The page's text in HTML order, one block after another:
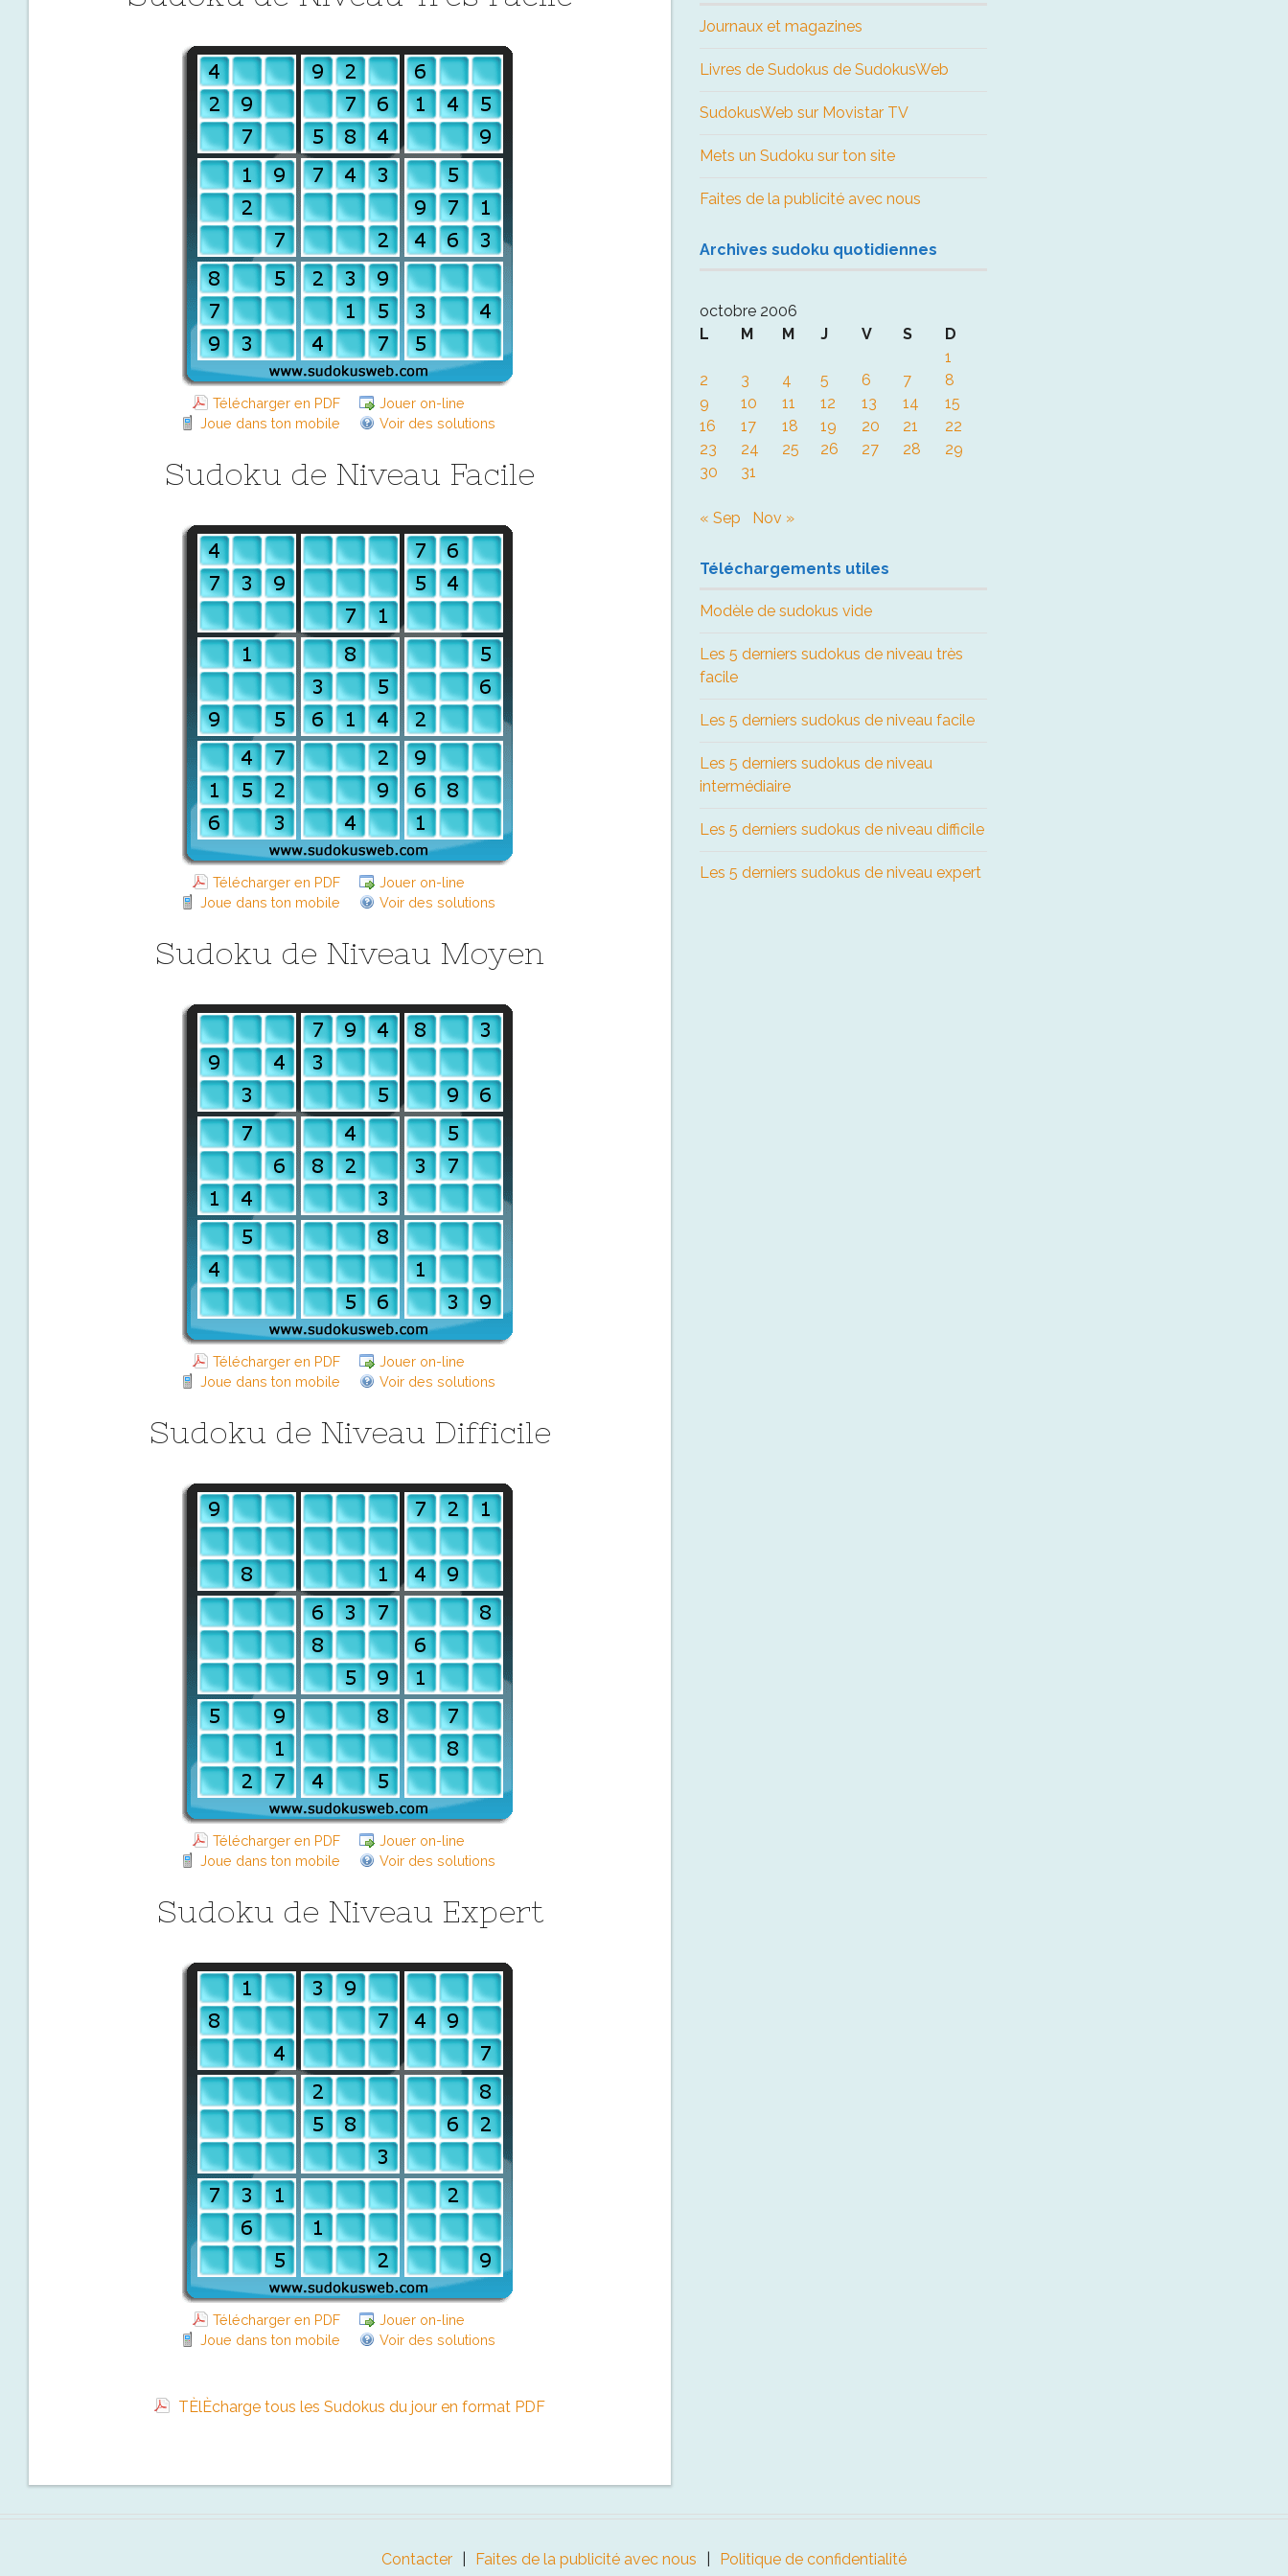
Télécharger en PDF
Jouer on-line
Joue dans ton mobile
Voir des solutions
Sudoku de Niveau Facile
Télécharger en PDF
Jouer on-line
Joue dans ton mobile
Voir des solutions
Sudoku de Niveau Moyen
Télécharger en PDF
Jouer on-line
Joue dans ton mobile
Voir des solutions
Sudoku de Niveau Difficile
Télécharger en PDF
Jouer on-line
Joue dans ton mobile
Voir des solutions
Sudoku de Niveau Expert
Télécharger en PDF
Jouer on-line
Joue dans ton mobile
Voir des solutions
TÈlÈcharge tous les Sudokus du jour en format PDF
Journaux et magazines
Livres de Sudokus de SudokusWeb
SudokusWeb sur Movistar TV
Mets un Sudoku sur ton site
Faites de la publicité avec nous
Archives sudoku quotidiennes
octobre 2006
L
M M J V S
D
1
2
3 4 5 6 7
8
9
10 11 12 13 14
15
16
17 18 19 20 21
22
23
24 25 26 27 28
29
30
31
« Sep Nov »
Téléchargements utiles
Modèle de sudokus vide
Les 5 derniers sudokus de niveau très
facile
Les 5 derniers sudokus de niveau facile
Les 5 derniers sudokus de niveau
intermédiaire
Les 5 derniers sudokus de niveau difficile
Les 5 derniers sudokus de niveau expert
Contacter Faites de la publicité avec nous
Politique de confidentialité